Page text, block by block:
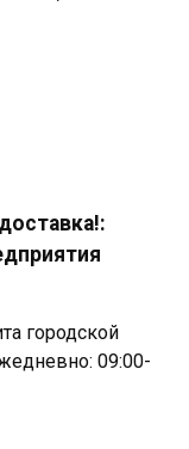
городской
09:00-